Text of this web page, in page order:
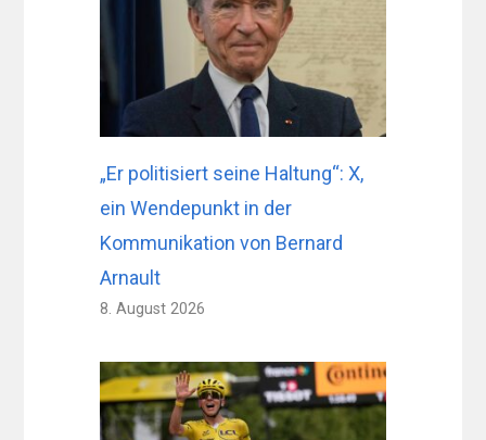
„Er politisiert seine Haltung“: X,
ein Wendepunkt in der
Kommunikation von Bernard
Arnault
8. August 2026